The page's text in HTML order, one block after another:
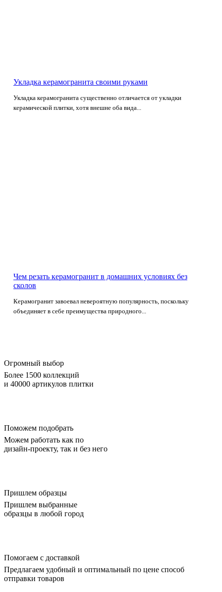
Укладка керамогранита своими руками
Укладка керамогранита существенно отличается от укладки
керамической плитки, хотя внешне оба вида...
Чем резать керамогранит в домашних условиях без
сколов
Керамогранит завоевал невероятную популярность, поскольку
объединяет в себе преимущества природного...
Огромный выбор
Более 1500 коллекций
и 40000 артикулов плитки
Поможем подобрать
Можем работать как по
дизайн-проекту, так и без него
Пришлем образцы
Пришлем выбранные
образцы в любой город
Помогаем с доставкой
Предлагаем удобный и оптимальный по цене способ
отправки товаров